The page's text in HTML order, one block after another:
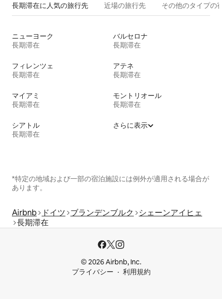
長期滞在に人気の旅行先 近場の旅行先 その他のタ⁠イ⁠プ⁠の
ニューヨーク
長期滞在
バルセロナ
長期滞在
フィレンツェ
長期滞在
アテネ
長期滞在
マイアミ
長期滞在
モントリオール
長期滞在
シアトル
長期滞在
さらに表示
*特定の地域および一部の宿泊施設には例外が適用される場合が
あります。
Airbnb ドイツ ブランデンブルク
シェーンアイヒェ
長期滞在
© 2026 Airbnb, Inc.
プライバシー
利用規約